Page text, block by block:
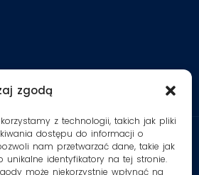
zgodą
z technologii, takich jak pliki
dostępu do informacji o
nam przetwarzać dane, takie jak
identyfikatory na tej stronie.
może niekorzystnie wpłynąć na